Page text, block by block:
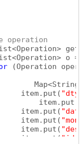
operation
List<Operation> o =
(Operation
item.put
(
				  item.put
item.put
(
item.put
(
item.put
(
item.put
(